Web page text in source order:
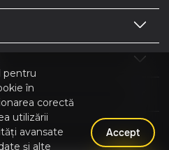
pentru
în
corectă
utilizării
avansate
și alte
Accept